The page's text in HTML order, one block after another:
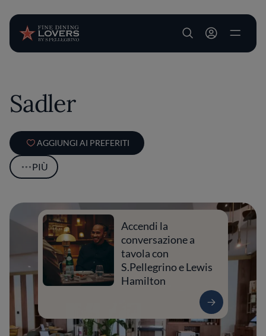
User account
Sadler
AGGIUNGI AI PREFERITI
PIÙ
Accendi la
conversazione a
tavola con
S.Pellegrino e Lewis
Hamilton